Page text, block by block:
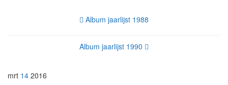
Album jaarlijst 1988
Album jaarlijst 1990
mrt 14 2016